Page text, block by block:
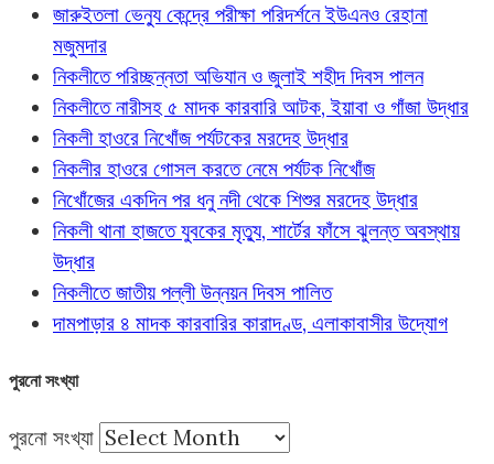
জারুইতলা ভেন্যু কেন্দ্রে পরীক্ষা পরিদর্শনে ইউএনও রেহানা
মজুমদার
নিকলীতে পরিচ্ছন্নতা অভিযান ও জুলাই শহীদ দিবস পালন
নিকলীতে নারীসহ ৫ মাদক কারবারি আটক, ইয়াবা ও গাঁজা উদ্ধার
নিকলী হাওরে নিখোঁজ পর্যটকের মরদেহ উদ্ধার
নিকলীর হাওরে গোসল করতে নেমে পর্যটক নিখোঁজ
নিখোঁজের একদিন পর ধনু নদী থেকে শিশুর মরদেহ উদ্ধার
নিকলী থানা হাজতে যুবকের মৃত্যু, শার্টের ফাঁসে ঝুলন্ত অবস্থায়
উদ্ধার
নিকলীতে জাতীয় পল্লী উন্নয়ন দিবস পালিত
দামপাড়ার ৪ মাদক কারবারির কারাদণ্ড, এলাকাবাসীর উদ্যোগ
পুরনো সংখ্যা
পুরনো সংখ্যা